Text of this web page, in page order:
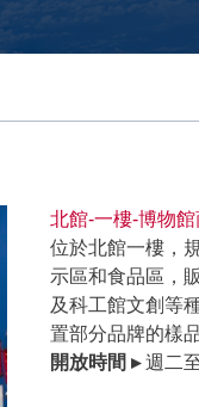
北館-一樓-博物
位於北館一樓，
示區和食品區，
及科工館文創等
置部分品牌的樣
開放時間 ▸週二